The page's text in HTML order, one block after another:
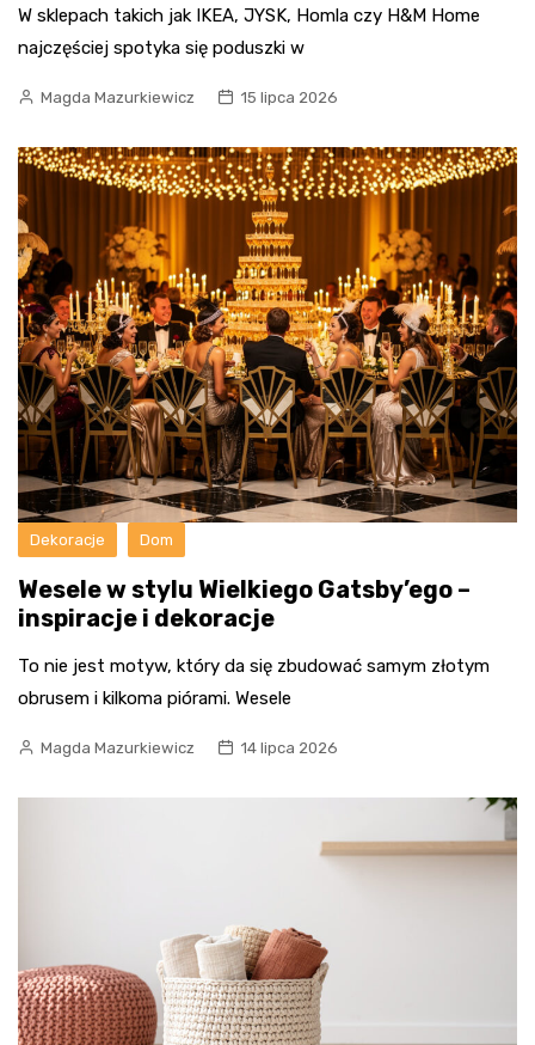
W sklepach takich jak IKEA, JYSK, Homla czy H&M Home
najczęściej spotyka się poduszki w
Magda Mazurkiewicz 15 lipca 2026
Dekoracje Dom
Wesele w stylu Wielkiego Gatsby’ego –
inspiracje i dekoracje
To nie jest motyw, który da się zbudować samym złotym
obrusem i kilkoma piórami. Wesele
Magda Mazurkiewicz 14 lipca 2026